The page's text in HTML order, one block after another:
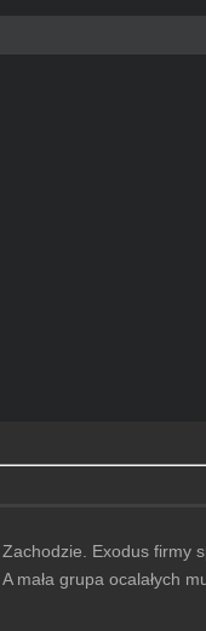
Exodus firmy
grupa ocalałych